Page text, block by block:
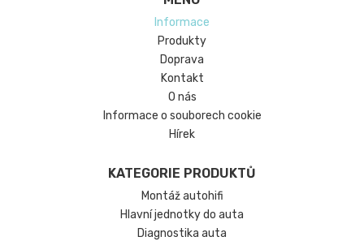
Informace
Produkty
Doprava
Kontakt
O nás
Informace o souborech cookie
Hírek
KATEGORIE PRODUKTŮ
Montáž autohifi
Hlavní jednotky do auta
Diagnostika auta